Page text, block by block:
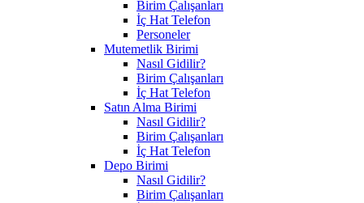
Birim Çalışanları
İç Hat Telefon
Personeler
Mutemetlik Birimi
Nasıl Gidilir?
Birim Çalışanları
İç Hat Telefon
Satın Alma Birimi
Nasıl Gidilir?
Birim Çalışanları
İç Hat Telefon
Depo Birimi
Nasıl Gidilir?
Birim Çalışanları